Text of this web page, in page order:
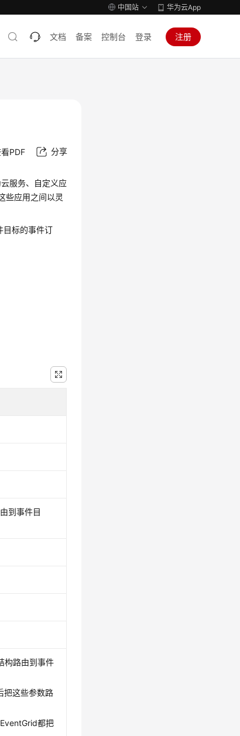
中国站 华为云App
文档 备案 控制台 登录 注册
PDF 分享
服务、自定义应
些应用之间以灵
目标的事件订
到事件目
构路由到事件
把这些参数路
都把